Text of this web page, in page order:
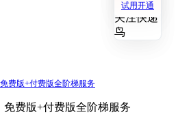
关注快递
鸟
试用开通
费版+付费版全阶梯服务
费版+付费版全阶梯服务
关注快递
鸟
试用开通